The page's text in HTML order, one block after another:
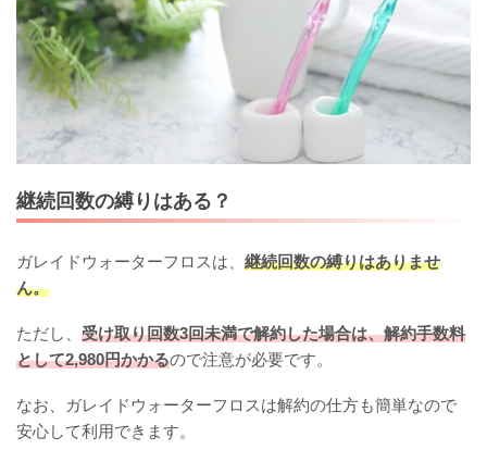
継続回数の縛りはある？
ガレイドウォーターフロスは、 継続回数の縛りはありませ
ん。
ただし、 受け取り回数3回未満で解約した場合は、解約手数料
として2,980円かかるので注意が必要です。
なお、ガレイドウォーターフロスは解約の仕方も簡単なので
安心して利用できます。